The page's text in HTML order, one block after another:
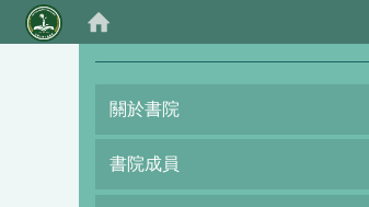
關於書院
書院成員